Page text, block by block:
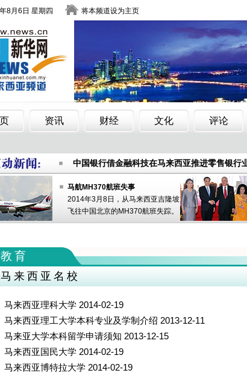
春节车票热卖 小年夜新加坡到马来西亚车票销
做好每一滴水的文章 马来西亚逮
春节车票热卖 小年夜新加坡到马来西亚车票销
做好每一滴水的文章 马来西亚逮捕
中国银行借金融科技在马来西亚推进零售银行业
马航MH370航班失事
2014年3月8日，从马来西亚吉隆坡
飞往中国北京的MH370航班失踪。
教育
马来西亚名校
马来西亚理科大学 2014-02-19
马来西亚理工大学本科专业及学制介绍 2013-12-11
马来亚大学本科留学申请须知 2013-12-15
马来西亚国民大学 2014-02-19
马来西亚博特拉大学 2014-02-19